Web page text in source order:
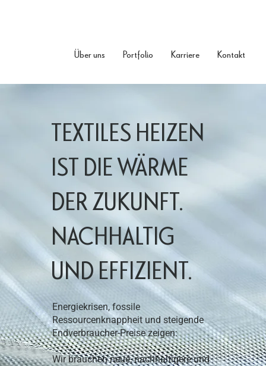
Über uns Portfolio Karriere Kontakt
Energiekrisen, fossile
Ressourcenknappheit und steigende
Endverbraucher-Preise zeigen:
Wir brauchen neue, nachhaltigere und
TEXTILES HEIZEN
IST DIE WÄRME
DER ZUKUNFT.
NACHHALTIG
UND EFFIZIENT.